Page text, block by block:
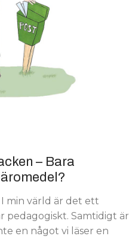
– Bara
min värld är det ett
pedagogiskt. Samtidigt är
en något vi läser en